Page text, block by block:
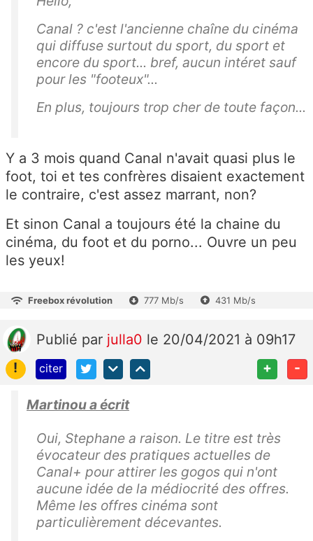
Canal ? c'est l'ancienne chaîne du cinéma
qui diffuse surtout du sport, du sport et
encore du sport... bref, aucun intéret sauf
pour les "footeux"...
En plus, toujours trop cher de toute façon...
Y a 3 mois quand Canal n'avait quasi plus le
foot, toi et tes confrères disaient exactement
le contraire, c'est assez marrant, non?
Et sinon Canal a toujours été la chaine du
cinéma, du foot et du porno... Ouvre un peu
les yeux!
Freebox révolution 777 Mb/s 431 Mb/s
Publié par julla0 le 20/04/2021 à 09h17
!
citer + -
Martinou a écrit
Oui, Stephane a raison. Le titre est très
évocateur des pratiques actuelles de
Canal+ pour attirer les gogos qui n'ont
aucune idée de la médiocrité des offres.
Même les offres cinéma sont
particulièrement décevantes.